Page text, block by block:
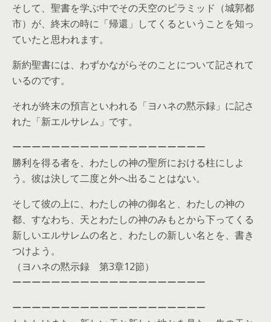
そして、聖書を学ぶ中でその天空のピラミッド（城郭都
市）が、終末の時に「帰還」してくるということを知っ
ていたと思われます。
新約聖書には、わずかながらそのことについて記されて
いるのです。
それが終末の預言といわれる「ヨハネの黙示録」に記さ
れた「新エルサレム」です。
ーーーーーーーーーーーーーーーーーーーー
勝利を得る者を、わたしの神の聖所における柱にしよ
う。彼は決して二度と外へ出ることはない。
そして彼の上に、わたしの神の御名と、わたしの神の
都、すなわち、天とわたしの神のみもとから下ってくる
新しいエルサレムの名と、わたしの新しい名とを、書き
つけよう。
（ヨハネの黙示録 第3章12節）
ーーーーーーーーーーーーーーーーーーーー
ーーーーーーーーーーーーーーーーーーーー